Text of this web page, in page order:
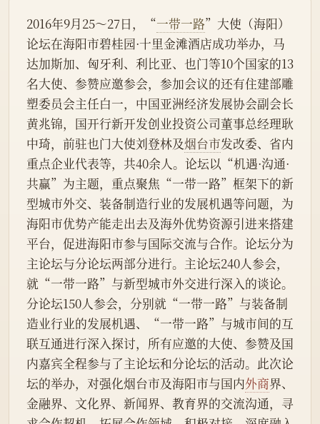
2016年9月25～27日，“一带一路”大使（海阳）
论坛在海阳市碧桂园·十里金滩酒店成功举办，马
达加斯加、匈牙利、利比亚、也门等10个国家的13
名大使、参赞应邀参会，参加会议的还有住建部雕
塑委员会主任白一，中国亚洲经济发展协会副会长
黄兆锦，国开行新开发创业投资公司董事总经理耿
中琦，前驻也门大使刘登林及烟台市发改委、省内
重点企业代表等，共40余人。论坛以“机遇·沟通·
共赢”为主题，重点聚焦“一带一路”框架下的新
型城市外交、装备制造行业的发展机遇等问题，为
海阳市优势产能走出去及海外优势资源引进来搭建
平台，促进海阳市参与国际交流与合作。论坛分为
主论坛与分论坛两部分进行。主论坛240人参会，
就“一带一路”与新型城市外交进行深入的谈论。
分论坛150人参会，分别就“一带一路”与装备制
造业行业的发展机遇、“一带一路”与城市间的互
联互通进行深入探讨，所有应邀的大使、参赞及国
内嘉宾全程参与了主论坛和分论坛的活动。此次论
坛的举办，对强化烟台市及海阳市与国内外商界、
金融界、文化界、新闻界、教育界的交流沟通，寻